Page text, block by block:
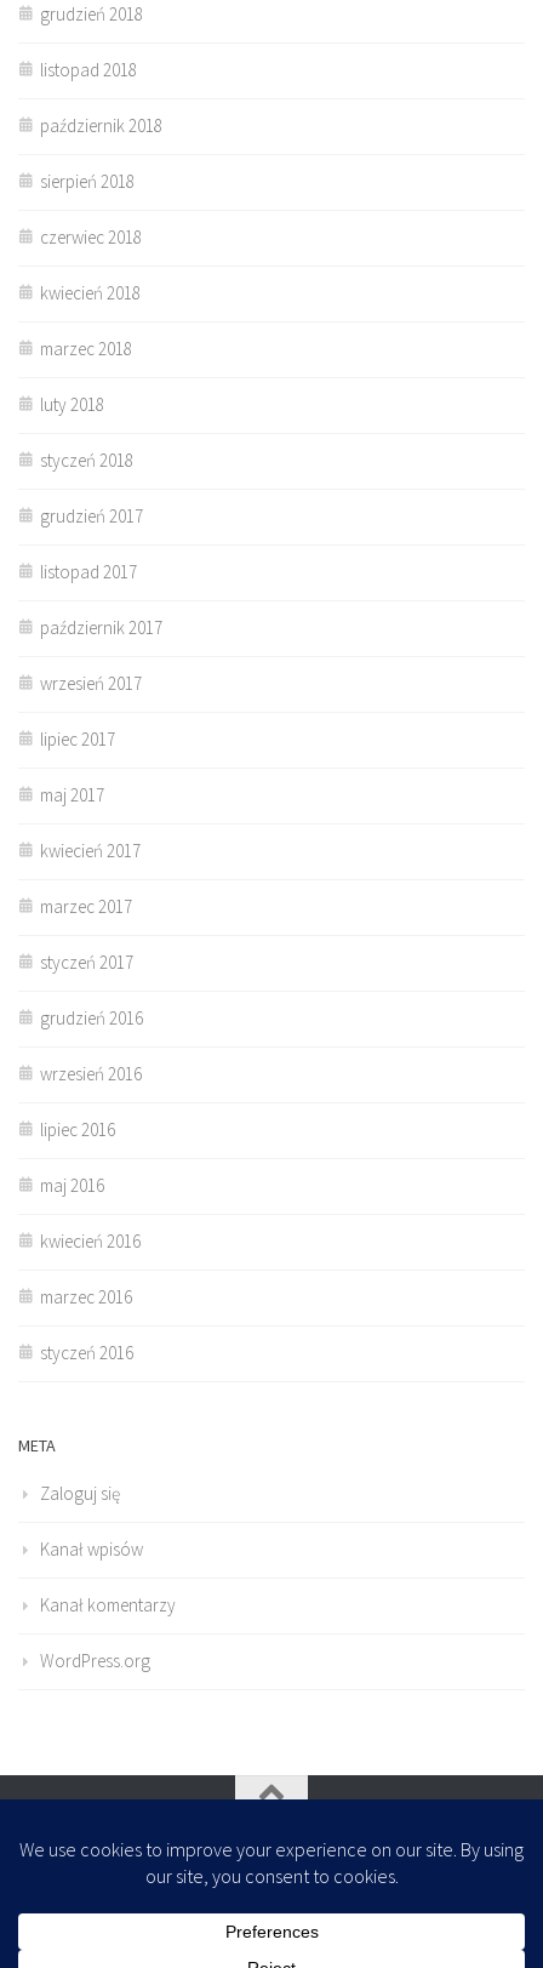
grudzień 2018
listopad 2018
październik 2018
sierpień 2018
czerwiec 2018
kwiecień 2018
marzec 2018
luty 2018
styczeń 2018
grudzień 2017
listopad 2017
październik 2017
wrzesień 2017
lipiec 2017
maj 2017
kwiecień 2017
marzec 2017
styczeń 2017
grudzień 2016
wrzesień 2016
lipiec 2016
maj 2016
kwiecień 2016
marzec 2016
styczeń 2016
META
Zaloguj się
Kanał wpisów
Kanał komentarzy
WordPress.org
- Zaprojektowany z